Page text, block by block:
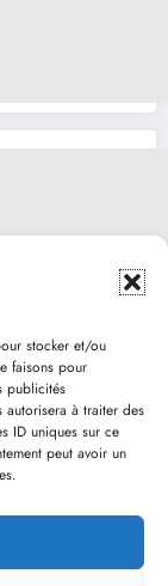
stocker et/ou
faisons pour
publicités
autorisera à traiter des
ID uniques sur ce
peut avoir un